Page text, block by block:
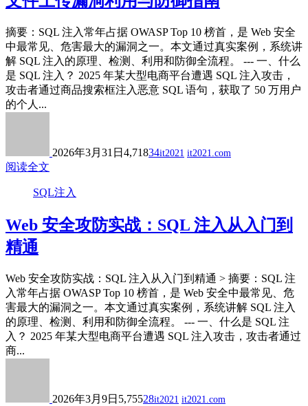
摘要：SQL 注入常年占据 OWASP Top 10 榜首，是 Web 安全
中最常见、危害最大的漏洞之一。本文通过真实案例，系统讲
解 SQL 注入的原理、检测、利用和防御全流程。 --- 一、什么
是 SQL 注入？ 2025 年某大型电商平台遭遇 SQL 注入攻击，
攻击者通过商品搜索框注入恶意 SQL 语句，获取了 50 万用户
的个人...
2026年3月31日 4,71834it2021 it2021.com
阅读全文
SQL注入
Web 安全攻防实战：SQL 注入从入门到
精通
Web 安全攻防实战：SQL 注入从入门到精通 > 摘要：SQL 注
入常年占据 OWASP Top 10 榜首，是 Web 安全中最常见、危
害最大的漏洞之一。本文通过真实案例，系统讲解 SQL 注入
的原理、检测、利用和防御全流程。 --- 一、什么是 SQL 注
入？ 2025 年某大型电商平台遭遇 SQL 注入攻击，攻击者通过
商...
2026年3月9日 5,75528it2021 it2021.com